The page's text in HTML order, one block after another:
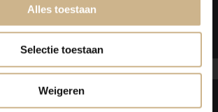
Alles toestaan
Selectie toestaan
Weigeren
m2! Daar vind je naast al onze
assortiment meubels en veel inspiratie.
Old BASICS